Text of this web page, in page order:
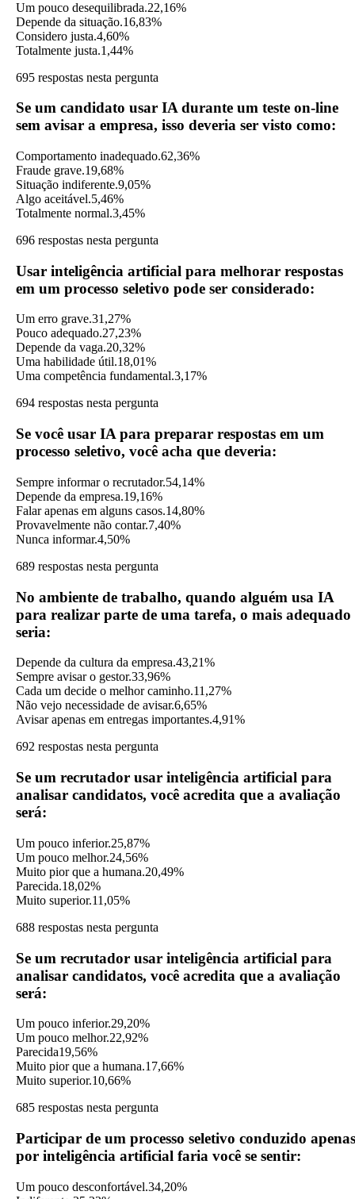
Um pouco desequilibrada.22,16%
Depende da situação.16,83%
Considero justa.4,60%
Totalmente justa.1,44%
695 respostas nesta pergunta
Se um candidato usar IA durante um teste on-line
sem avisar a empresa, isso deveria ser visto como:
Comportamento inadequado.62,36%
Fraude grave.19,68%
Situação indiferente.9,05%
Algo aceitável.5,46%
Totalmente normal.3,45%
696 respostas nesta pergunta
Usar inteligência artificial para melhorar respostas
em um processo seletivo pode ser considerado:
Um erro grave.31,27%
Pouco adequado.27,23%
Depende da vaga.20,32%
Uma habilidade útil.18,01%
Uma competência fundamental.3,17%
694 respostas nesta pergunta
Se você usar IA para preparar respostas em um
processo seletivo, você acha que deveria:
Sempre informar o recrutador.54,14%
Depende da empresa.19,16%
Falar apenas em alguns casos.14,80%
Provavelmente não contar.7,40%
Nunca informar.4,50%
689 respostas nesta pergunta
No ambiente de trabalho, quando alguém usa IA
para realizar parte de uma tarefa, o mais adequado
seria:
Depende da cultura da empresa.43,21%
Sempre avisar o gestor.33,96%
Cada um decide o melhor caminho.11,27%
Não vejo necessidade de avisar.6,65%
Avisar apenas em entregas importantes.4,91%
692 respostas nesta pergunta
Se um recrutador usar inteligência artificial para
analisar candidatos, você acredita que a avaliação
será:
Um pouco inferior.25,87%
Um pouco melhor.24,56%
Muito pior que a humana.20,49%
Parecida.18,02%
Muito superior.11,05%
688 respostas nesta pergunta
Se um recrutador usar inteligência artificial para
analisar candidatos, você acredita que a avaliação
será:
Um pouco inferior.29,20%
Um pouco melhor.22,92%
Parecida19,56%
Muito pior que a humana.17,66%
Muito superior.10,66%
685 respostas nesta pergunta
Participar de um processo seletivo conduzido apenas
por inteligência artificial faria você se sentir:
Um pouco desconfortável.34,20%